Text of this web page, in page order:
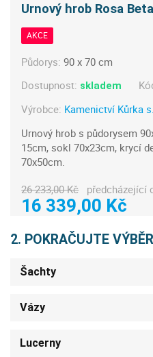
Urnový hrob Rosa
AKCE
Půdorys:90 x 70 cm
Dostupnost: skladem
Výrobce: Kamenictví Kůrka
Urnový hrob s půdorysem
15cm, sokl 70x23cm, krycí
70x50cm.
26 233,00 Kč předcházející
16 339,00 Kč
2. POKRAČUJTE
Šachty
Vázy
Lucerny